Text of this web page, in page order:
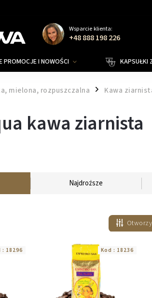
Wsparcie klienta:
+48 888 198 226
PROMOCJE I NOWOŚCI KAPSUŁKI
mielona, rozpuszczalna / Kawa
kawa ziarnista
Najdroższe
: 18296 Kod : 18236